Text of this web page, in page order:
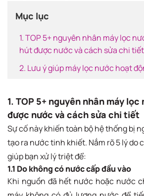
Mục lục
1. TOP 5+ nguyên nhân máy lọc
hút được nước và cách sửa chi tiết
2. Lưu ý giúp máy lọc nước hoạt
1. TOP 5+ nguyên nhân máy
được nước và cách sửa chi tiết
Sự cố này khiến toàn bộ hệ thống bị
tạo ra nước tinh khiết. Nắm rõ 5 lý do
giúp bạn xử lý triệt để:
1.1 Do không có nước cấp đầu vào
Khi nguồn đã hết nước hoặc nước